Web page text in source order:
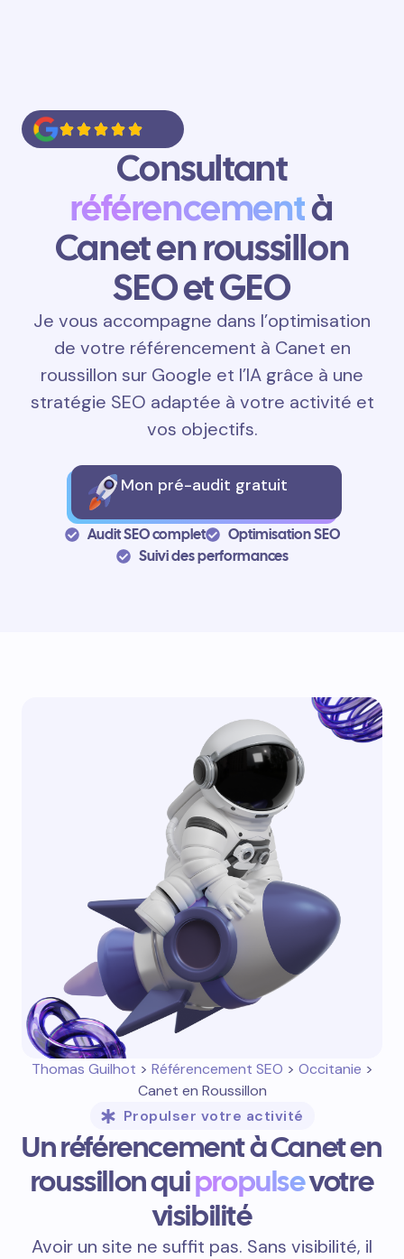
Consultant
référencementà
Canet en roussillon
SEO et GEO
Je vous accompagne dans l’optimisation
de votre référencement à Canet en
roussillon sur Google et l’IA grâce à une
stratégie SEO adaptée à votre activité et
vos objectifs.
Mon pré-audit gratuit
Audit SEO complet
Optimisation SEO
Suivi des performances
Thomas Guilhot > Référencement SEO > Occitanie >
Canet en Roussillon
Propulser votre activité
Un référencement à Canet en
roussillon quipropulsevotre
visibilité
Avoir un site ne suffit pas. Sans visibilité, il